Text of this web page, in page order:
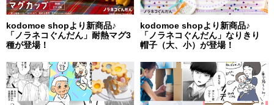
kodomoe shopより新商品♪
「ノラネコぐんだん」耐熱マグ3
種が登場！
kodomoe shopより新商品♪
「ノラネコぐんだん」なりきり
帽子（大、小）が登場！